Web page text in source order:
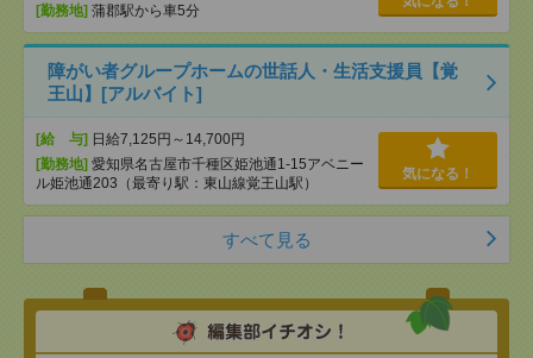
[勤務地] 蒲郡駅から車5分
障がい者グループホームの世話人・生活支援員【覚
王山】[アルバイト]
[給 与] 日給7,125円～14,700円
[勤務地] 愛知県名古屋市千種区姫池通1-15アベニー
ル姫池通203（最寄り駅：東山線覚王山駅）
気になる！
すべて見る